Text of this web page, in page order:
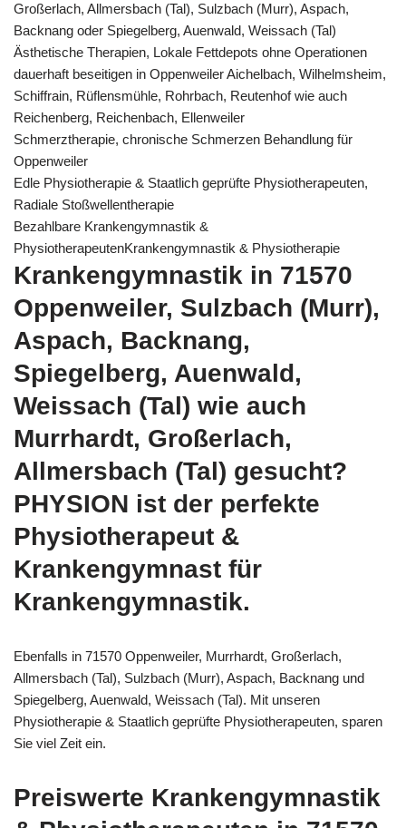
Großerlach, Allmersbach (Tal), Sulzbach (Murr), Aspach,
Backnang oder Spiegelberg, Auenwald, Weissach (Tal)
Ästhetische Therapien, Lokale Fettdepots ohne Operationen
dauerhaft beseitigen in Oppenweiler Aichelbach, Wilhelmsheim,
Schiffrain, Rüflensmühle, Rohrbach, Reutenhof wie auch
Reichenberg, Reichenbach, Ellenweiler
Schmerztherapie, chronische Schmerzen Behandlung für
Oppenweiler
Edle Physiotherapie & Staatlich geprüfte Physiotherapeuten,
Radiale Stoßwellentherapie
Bezahlbare Krankengymnastik &
PhysiotherapeutenKrankengymnastik & Physiotherapie
Krankengymnastik in 71570
Oppenweiler, Sulzbach (Murr),
Aspach, Backnang,
Spiegelberg, Auenwald,
Weissach (Tal) wie auch
Murrhardt, Großerlach,
Allmersbach (Tal) gesucht?
PHYSION ist der perfekte
Physiotherapeut &
Krankengymnast für
Krankengymnastik.
Ebenfalls in 71570 Oppenweiler, Murrhardt, Großerlach,
Allmersbach (Tal), Sulzbach (Murr), Aspach, Backnang und
Spiegelberg, Auenwald, Weissach (Tal). Mit unseren
Physiotherapie & Staatlich geprüfte Physiotherapeuten, sparen
Sie viel Zeit ein.
Preiswerte Krankengymnastik